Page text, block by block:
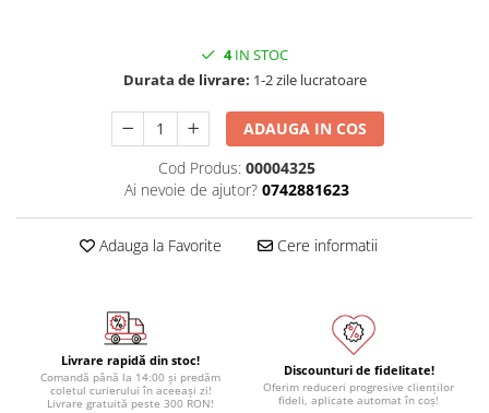
Module atasabile Arduino
Module Wireless
Senzori Arduino
pentru Arduino
Motoare si variatoare
Motoare
Variatoare turatie motoare
4IN STOC
Durata de livrare: 1-2 zile lucratoare
ADAUGA IN COS
Cod Produs: 00004325
Ai nevoie de ajutor? 0742881623
Adauga la Favorite Cere informatii
Livrare rapidă din stoc!
Comandă până la 14:00 și predăm
coletul curierului în aceeași zi!
Livrare gratuită peste 300 RON!
Discounturi de fidelitate!
Oferim reduceri progresive clienților
fideli, aplicate automat în coș!